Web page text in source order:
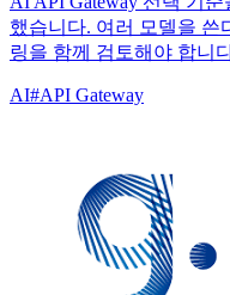
했습니다. 여러 모델을 쓴
링을 함께 검토해야 합니
AI#API Gateway